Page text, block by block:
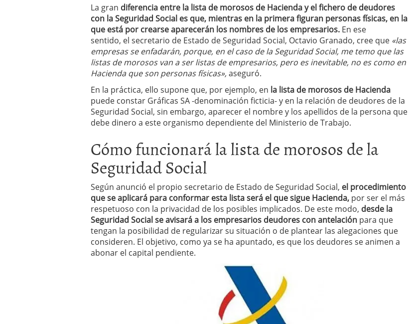
La gran diferencia entre la lista de morosos de Hacienda y el fichero de deudores
con la Seguridad Social es que, mientras en la primera figuran personas físicas, en la
que está por crearse aparecerán los nombres de los empresarios. En ese
sentido, el secretario de Estado de Seguridad Social, Octavio Granado, cree que «las
empresas se enfadarán, porque, en el caso de la Seguridad Social, me temo que las
listas de morosos van a ser listas de empresarios, pero es inevitable, no es como en
Hacienda que son personas físicas»,aseguró.
En la práctica, ello supone que, por ejemplo, en la lista de morosos de Hacienda
puede constar Gráficas SA -denominación ficticia- y en la relación de deudores de la
Seguridad Social, sin embargo, aparecer el nombre y los apellidos de la persona que
debe dinero a este organismo dependiente del Ministerio de Trabajo.
Cómo funcionará la lista de morosos de la
Seguridad Social
Según anunció el propio secretario de Estado de Seguridad Social, el procedimiento
que se aplicará para conformar esta lista será el que sigue Hacienda, por ser el más
respetuoso con la privacidad de los posibles implicados. De este modo, desde la
Seguridad Social se avisará a los empresarios deudores con antelación para que
tengan la posibilidad de regularizar su situación o de plantear las alegaciones que
consideren. El objetivo, como ya se ha apuntado, es que los deudores se animen a
abonar el capital pendiente.